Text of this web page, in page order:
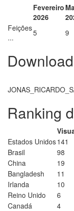
Fevereiro
2026
Feições
...
5 9
Ranking
Estados Unidos141
Brasil
98
China
19
Bangladesh
11
Irlanda
10
Reino Unido
6
Canadá
4